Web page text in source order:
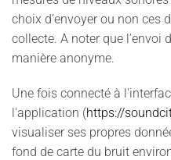
choix d’envoyer ou non ces
collecte. A noter que l’envoi
manière anonyme.
Une fois connecté à
l'application (https://
visualiser ses propres
fond de carte du bruit